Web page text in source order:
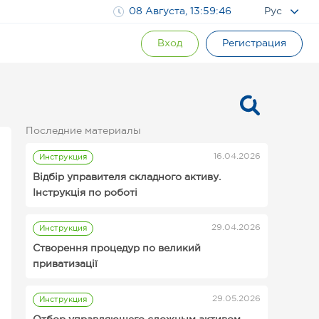
08 Августа, 13:59:47 Рус
Вход Регистрация
Последние материалы
Инструкция 16.04.2026
Відбір управителя складного активу.
Інструкція по роботі
Инструкция
Инструкции для организаторов
29.04.2026
Створення процедур по великий
приватизації
Инструкция 29.05.2026